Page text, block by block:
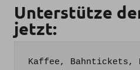
Unterstütze
jetzt:
Kaffee, Bahntickets,